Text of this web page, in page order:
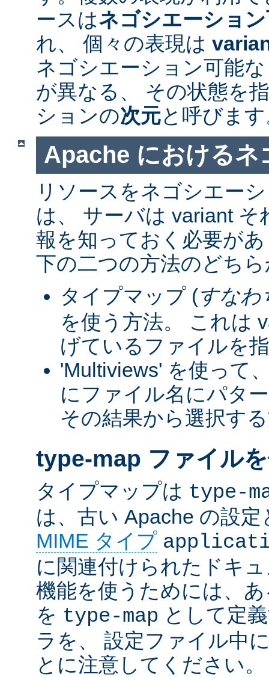
ースはネゴシエーショ
れ、 個々の表現は
ネゴシエーション可能
が異なる、 その状態を
ションの次元と呼びま
Apache におけるネ
リソースをネゴシエー
は、 サーバは variant
報を知っておく必要が
下の二つの方法のどち
タイプマップ (すなわ
を使う方法。 これは
げているファイルを
'Multiviews' を使って
にファイル名にパタ
その結果から選択す
type-map ファイル
タイプマップは type-
は、古い Apache の設
MIME タイプ
に関連付けられたドキ
機能を使うためには、
を type-map として定
ラを、 設定ファイル中
とに注意してください